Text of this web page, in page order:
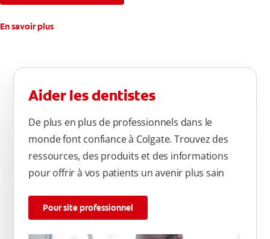
En savoir plus
Aider les dentistes
De plus en plus de professionnels dans le
monde font confiance à Colgate. Trouvez des
ressources, des produits et des informations
pour offrir à vos patients un avenir plus sain
Pour site professionnel